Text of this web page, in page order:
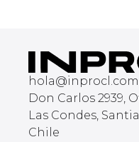
hola@inprocl.com
Don Carlos 2939,
Las Condes,
Chile